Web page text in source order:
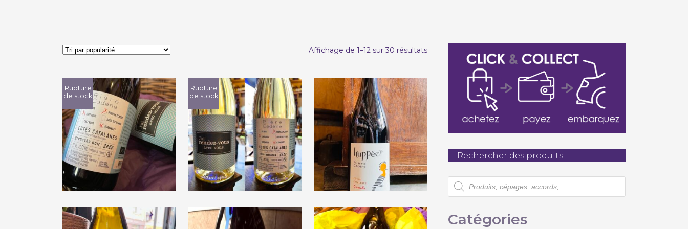
Affichage de 1–12 sur 30 résultatsTrié
popularité
Rupture
de stock
Domaine Rière
Cadène « J’ai Rendez-
Vous avec vous » 2020
€9,50
Rupture
de stock
Domaine Rière
Cadène « J’ai Rendez-
Vous avec vous » 2020
€ 9,50
Domaine Rière
Cadène « Huppée »
2020
€10,00
Rechercher des produits
Recherche
de
produits
Catégories